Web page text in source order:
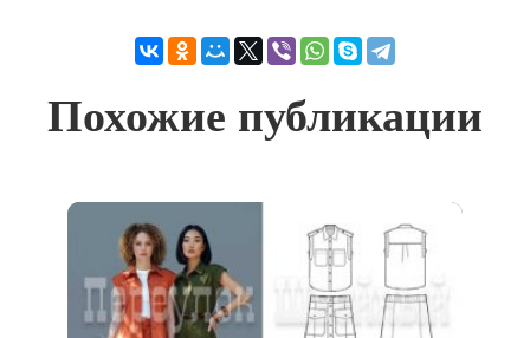
Похожие публикации